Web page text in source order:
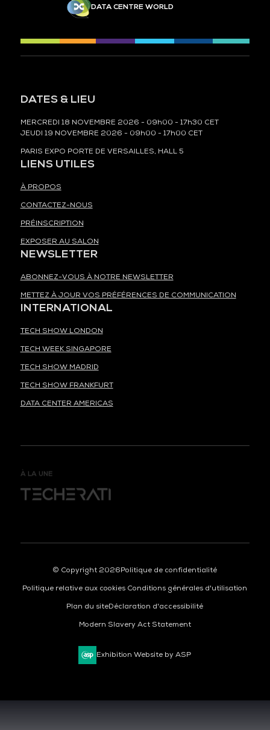
DATA CENTRE WORLD
DATES & LIEU
MERCREDI 18 NOVEMBRE 2026 - 09h00 - 17h30 CET
JEUDI 19 NOVEMBRE 2026 - 09h00 - 17h00 CET
PARIS EXPO PORTE DE VERSAILLES, HALL 5
LIENS UTILES
À PROPOS
CONTACTEZ-NOUS
PRÉINSCRIPTION
EXPOSER AU SALON
NEWSLETTER
ABONNEZ-VOUS À NOTRE NEWSLETTER
METTEZ À JOUR VOS PRÉFÉRENCES DE COMMUNICATION
INTERNATIONAL
TECH SHOW LONDON
TECH WEEK SINGAPORE
TECH SHOW MADRID
TECH SHOW FRANKFURT
DATA CENTER AMERICAS
À LA UNE
© Copyright 2026Politique de confidentialité
Politique relative aux cookies Conditions générales d'utilisation
Plan du siteDéclaration d'accessibilité
Modern Slavery Act Statement
Exhibition Website by ASP